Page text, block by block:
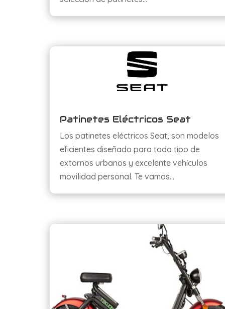
Patinetes Eléctricos Seat
Los patinetes eléctricos Seat, son modelos
eficientes diseñado para todo tipo de
extornos urbanos y excelente vehículos
movilidad personal. Te vamos…